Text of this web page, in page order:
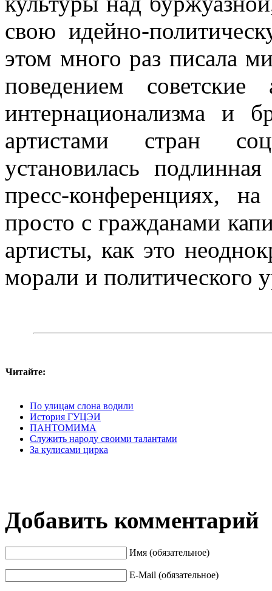
свою идейно-
этом много раз писала
поведением
интернационализма и
артистами стран
установилась
пресс-конференциях,
просто с граж­данами
артисты, как это
морали и политического
Читайте:
По улицам слона водили
История ГУЦЭИ
ПАНТОМИМА
Служить народу своими талантами
За кулисами цирка
Добавить комментарий
Имя (обязательное)
E-Mail (обязательное)